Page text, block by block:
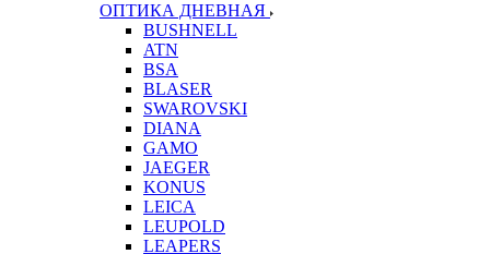
ОПТИКА ДНЕВНАЯ
BUSHNELL
ATN
BSA
BLASER
SWAROVSKI
DIANA
GAMO
JAEGER
KONUS
LEICA
LEUPOLD
LEAPERS